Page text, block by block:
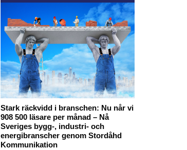
Stark räckvidd i branschen: Nu når vi
908 500 läsare per månad – Nå
Sveriges bygg-, industri- och
energibranscher genom Stordåhd
Kommunikation